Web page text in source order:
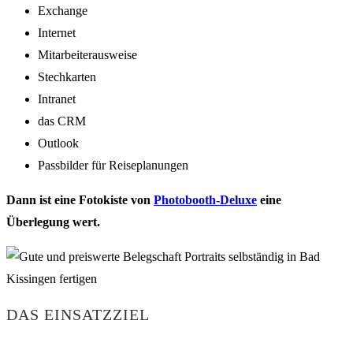
Exchange
Internet
Mitarbeiterausweise
Stechkarten
Intranet
das CRM
Outlook
Passbilder für Reiseplanungen
Dann ist eine Fotokiste von Photobooth-Deluxe eine
Überlegung wert.
DAS EINSATZZIEL